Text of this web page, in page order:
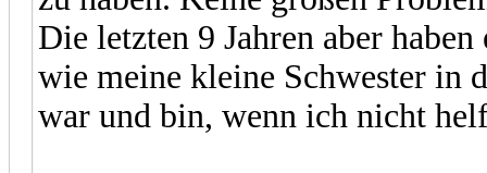
Die letzten 9 Jahren aber
wie meine kleine Schwester in
war und bin, wenn ich nicht